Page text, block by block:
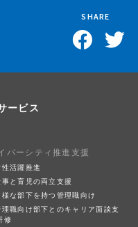
SHARE
ービス
バーシティ推進支援
性活躍推進
事と育児の両立支援
様な部下を持つ管理職向け
理職向け部下とのキャリア面談支
修